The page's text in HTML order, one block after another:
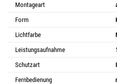
Montageart
Form
Lichtfarbe
Leistungsaufnahme
Schutzart
Fernbedienung